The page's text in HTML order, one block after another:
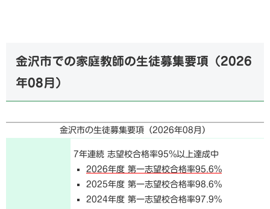
金沢市での家庭教師の生徒募集要項（2026
年08月）
金沢市の生徒募集要項（2026年08月 ）
7年連続 志望校合格率95%以上達成中
2026年度 第一志望校合格率95.6%
2025年度 第一志望校合格率98.6%
2024年度 第一志望校合格率97.9%